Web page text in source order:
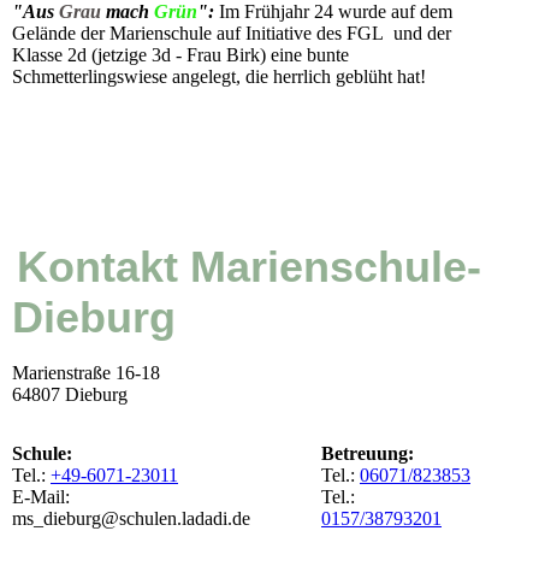
"Aus Grau mach Grün": Im Frühjahr 24 wurde auf dem
Gelände der Marienschule auf Initiative des FGL und der
Klasse 2d (jetzige 3d - Frau Birk) eine bunte
Schmetterlingswiese angelegt, die herrlich geblüht hat!
Kontakt Marienschule-
Dieburg
Marienstraße 16-18
64807 Dieburg
Schule:
Tel.: +49-6071-23011
E-Mail:
ms_dieburg@schulen.ladadi.de
Betreuung:
Tel.: 06071/823853
Tel.:
0157/38793201